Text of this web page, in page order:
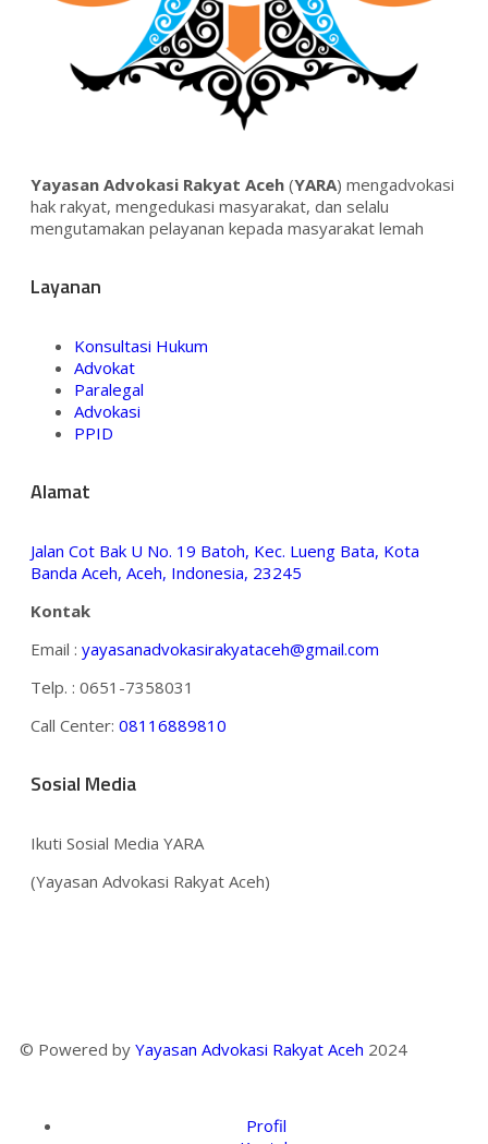
Yayasan Advokasi Rakyat Aceh (YARA) mengadvokasi
hak rakyat, mengedukasi masyarakat, dan selalu
mengutamakan pelayanan kepada masyarakat lemah
Layanan
Konsultasi Hukum
Advokat
Paralegal
Advokasi
PPID
Alamat
Jalan Cot Bak U No. 19 Batoh, Kec. Lueng Bata, Kota
Banda Aceh, Aceh, Indonesia, 23245
Kontak
Email : yayasanadvokasirakyataceh@gmail.com
Telp. : 0651-7358031
Call Center: 08116889810
Sosial Media
Ikuti Sosial Media YARA
(Yayasan Advokasi Rakyat Aceh)
© Powered by Yayasan Advokasi Rakyat Aceh 2024
Profil